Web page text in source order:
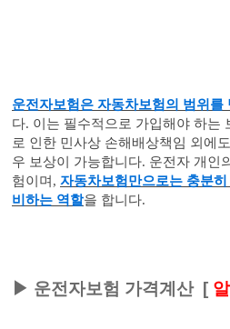
운전자보험은 자동차보험의 범위를
다. 이는 필수적으로 가입해야 하는
로 인한 민사상 손해배상책임 외에
우 보상이 가능합니다. 운전자 개인
험이며, 자동차보험만으로는 충분
비하는 역할을 합니다.
▶ 운전자보험 가격계산[